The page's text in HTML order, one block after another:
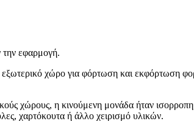
την εφαρμογή.
χώρο για φόρτωση και εκφόρτωση
χώρους, η κινούμενη μονάδα ήταν
χαρτόκουτα ή άλλο χειρισμό υλικών.